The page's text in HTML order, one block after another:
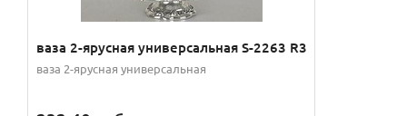
ваза 2-ярусная универсальная S-2263 R3
ваза 2-ярусная универсальная